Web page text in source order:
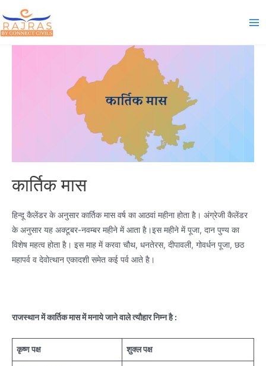
to
content
कार्तिक मास
हिन्दू कैलेंडर के अनुसार कार्तिक मास वर्ष का आठवां महीना होता है। अंग्रेजी कैलेंडर
के अनुसार यह अक्टूबर-नवम्बर महीने में आता है।इस महीने में पूजा, दान पुण्य का
विशेष महत्व होता है। इस माह में करवा चौथ, धनतेरस, दीपावली, गोवर्धन पूजा, छठ
महापर्व व देवोत्थान एकादशी समेत कई पर्व आते है।
राजस्थान में कार्तिक मास में मनाये जाने वाले त्यौहार निम्न है :
कृष्ण पक्ष शुक्ल पक्ष